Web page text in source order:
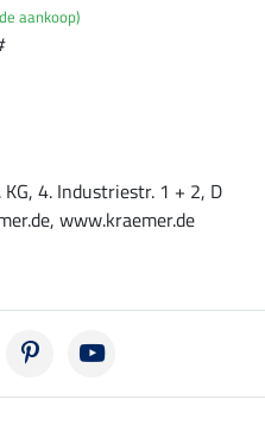
aankoop)
4. Industriestr. 1 + 2, D
www.kraemer.de